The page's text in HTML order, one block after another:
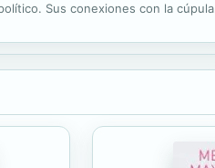
Sus conexiones con la cúpula